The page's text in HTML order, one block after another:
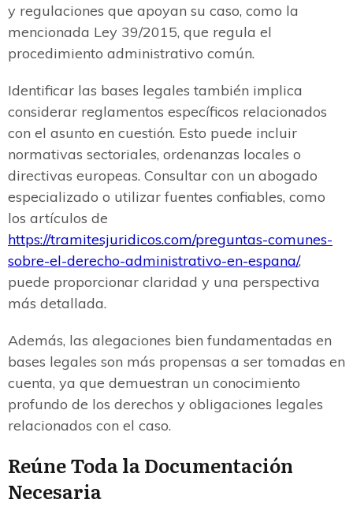
y regulaciones que apoyan su caso, como la
mencionada Ley 39/2015, que regula el
procedimiento administrativo común.
Identificar las bases legales también implica
considerar reglamentos específicos relacionados
con el asunto en cuestión. Esto puede incluir
normativas sectoriales, ordenanzas locales o
directivas europeas. Consultar con un abogado
especializado o utilizar fuentes confiables, como
los artículos de
https://tramitesjuridicos.com/preguntas-comunes-
sobre-el-derecho-administrativo-en-espana/,
puede proporcionar claridad y una perspectiva
más detallada.
Además, las alegaciones bien fundamentadas en
bases legales son más propensas a ser tomadas en
cuenta, ya que demuestran un conocimiento
profundo de los derechos y obligaciones legales
relacionados con el caso.
Reúne Toda la Documentación
Necesaria